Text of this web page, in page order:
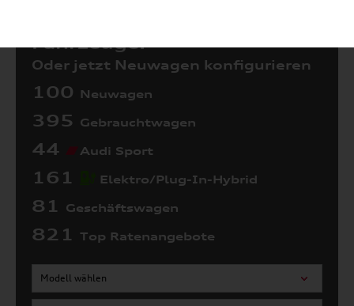
Fahrzeuge:
Oder jetzt Neuwagen konfigurieren
100 Neuwagen
395 Gebrauchtwagen
44 Audi Sport
161 Elektro/Plug-In-Hybrid
81 Geschäftswagen
821 Top Ratenangebote
Modell wählen